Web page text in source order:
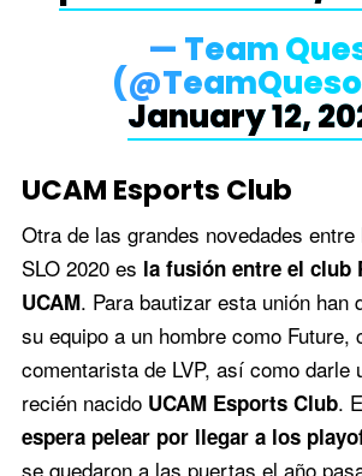
— Team
January 12,
UCAM Esports Club
Otra de las grandes novedades
SLO 2020 es la fusión entre el club
UCAM. Para bautizar esta unión han
su equipo a un hombre como Future,
comentarista de LVP, así como darle
recién nacido UCAM Esports Club.
espera pelear por llegar a los
se quedaron a las puertas el año